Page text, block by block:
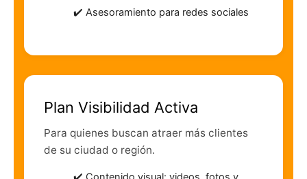
Asesoramiento para redes sociales
Plan Visibilidad Activa
Para quienes buscan atraer más clientes
de su ciudad o región.